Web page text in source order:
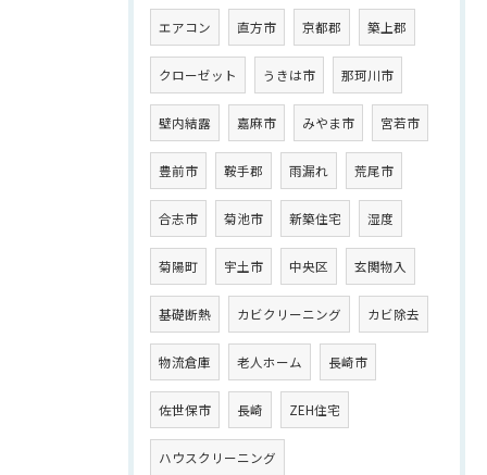
エアコン 直方市 京都郡 築上郡
クローゼット うきは市 那珂川市
壁内結露 嘉麻市 みやま市 宮若市
豊前市 鞍手郡 雨漏れ 荒尾市
合志市 菊池市 新築住宅 湿度
菊陽町 宇土市 中央区 玄関物入
基礎断熱 カビクリーニング カビ除去
物流倉庫 老人ホーム 長崎市
佐世保市 長崎 ZEH住宅
ハウスクリーニング